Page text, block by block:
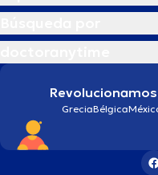
GreciaBélgica